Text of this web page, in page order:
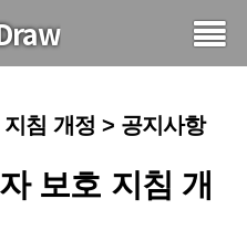
침 개정 > 공지사항
보호 지침 개